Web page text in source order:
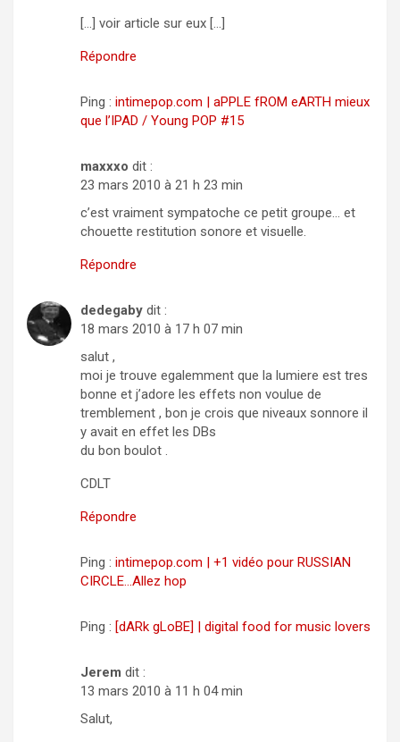
[…] voir article sur eux […]
Répondre
Ping : intimepop.com | aPPLE fROM eARTH mieux
que l’IPAD / Young POP #15
maxxxo dit :
23 mars 2010 à 21 h 23 min
c’est vraiment sympatoche ce petit groupe… et
chouette restitution sonore et visuelle.
Répondre
dedegaby dit :
18 mars 2010 à 17 h 07 min
salut ,
moi je trouve egalemment que la lumiere est tres
bonne et j’adore les effets non voulue de
tremblement , bon je crois que niveaux sonnore il
y avait en effet les DBs
du bon boulot .
CDLT
Répondre
Ping : intimepop.com | +1 vidéo pour RUSSIAN
CIRCLE…Allez hop
Ping : [dARk gLoBE] | digital food for music lovers
Jerem dit :
13 mars 2010 à 11 h 04 min
Salut,